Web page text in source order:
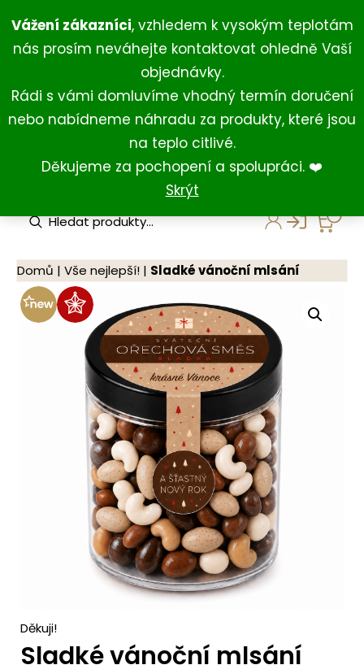
Vážení zákazníci, vzhledem k vysokým teplotám
nás prosím neváhejte kontaktovat ohledně Vaší
objednávky.
Rádi s vámi domluvíme vhodný termín doručení
nebo nabídneme náhradu za produkty, které jsou
na teplo citlivé.
Děkujeme za pochopení a spolupráci. ❤️
Skrýt
na
obsah
+420 734 429 111 (Po-Ne 8:00-18:00)
+420 731 127 211 (For English)
u
c
s
Domů | Vše nejlepší! | Sladké vánoční mlsání
Děkuji!
Sladké vánoční mlsání